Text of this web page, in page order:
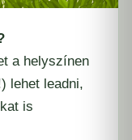
a helyszínen
lehet leadni,
is